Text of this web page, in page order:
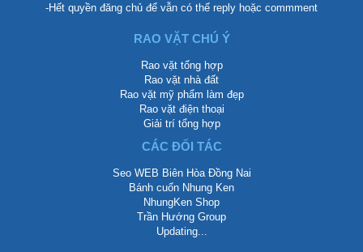
-Hết quyền đăng chủ để vẫn có thể reply hoặc commment
RAO VẶT CHÚ Ý
Rao vặt tổng hợp
Rao vặt nhà đất
Rao vặt mỹ phẩm làm đẹp
Rao vặt điện thoại
Giải trí tổng hợp
CÁC ĐỐI TÁC
Seo WEB Biên Hòa Đồng Nai
Bánh cuốn Nhung Ken
NhungKen Shop
Trần Hướng Group
Updating...